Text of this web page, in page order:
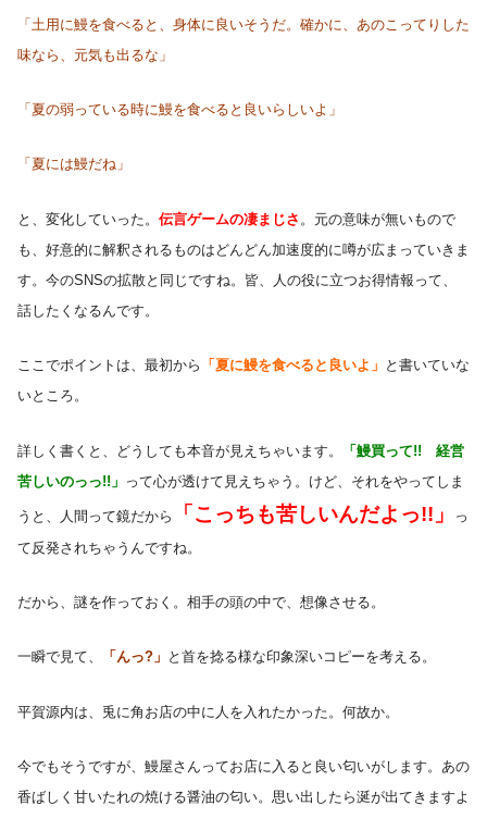
「土用に鰻を食べると、身体に良いそうだ。確かに、あのこってりした
味なら、元気も出るな」
「夏の弱っている時に鰻を食べると良いらしいよ」
「夏には鰻だね」
と、変化していった。 伝言ゲームの凄まじさ 。元の意味が無いもので
も、好意的に解釈されるものはどんどん加速度的に噂が広まっていきま
す。今のSNSの拡散と同じですね。皆、人の役に立つお得情報って、
話したくなるんです。
ここでポイントは、最初から 「夏に鰻を食べると良いよ」 と書いていな
いところ。
詳しく書くと、どうしても本音が見えちゃいます。
「鰻買って!! 経営
苦しいのっっ!!」 って心が透けて見えちゃう。けど、それをやってしま
うと、人間って鏡だから 「こっちも苦しいんだよっ!!」
っ
て反発されちゃうんですね。
だから、謎を作っておく。相手の頭の中で、想像させる。
一瞬で見て、 「んっ?」 と首を捻る様な印象深いコピーを考える。
平賀源内は、兎に角お店の中に人を入れたかった。何故か。
今でもそうですが、鰻屋さんってお店に入ると良い匂いがします。あの
香ばしく甘いたれの焼ける醤油の匂い。思い出したら涎が出てきますよ